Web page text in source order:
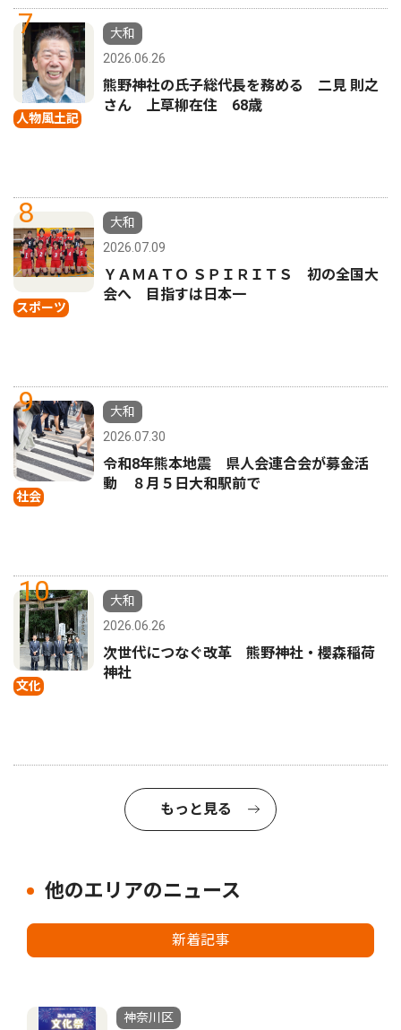
7
人物風土記
大和
2026.06.26
熊野神社の氏子総代長を務める 二見 則之
さん 上草柳在住 68歳
8
スポーツ
大和
2026.07.09
ＹＡＭＡＴＯ ＳＰＩＲＩＴＳ 初の全国大
会へ 目指すは日本一
9
社会
大和
2026.07.30
令和8年熊本地震 県人会連合会が募金活
動 ８月５日大和駅前で
10
文化
大和
2026.06.26
次世代につなぐ改革 熊野神社・櫻森稲荷
神社
もっと見る
他のエリアのニュース
新着記事
神奈川区